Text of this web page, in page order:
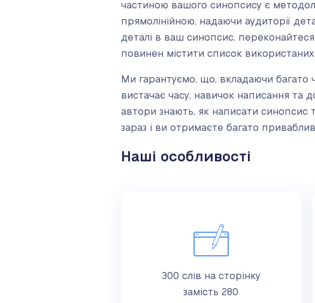
частиною вашого синопсису є
прямолінійною, надаючи аудиторії
деталі в ваш синопсис,
повинен містити список
Ми гарантуємо, що, вкладаючи багато
вистачає часу, навичок написання та
автори знають, як написати синопсис
зараз і ви отримаєте багато
Наші особливості
300 слів на сторінку
замість 280